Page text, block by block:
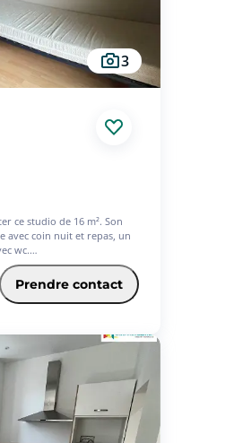
3
ce studio de 16 m². Son
avec coin nuit et repas, un
wc.
alimenté à l'électricité.
étage d'un petit immeuble
une laverie ainsi qu'une
Géorisques :
équipe pour une première
Prendre contact